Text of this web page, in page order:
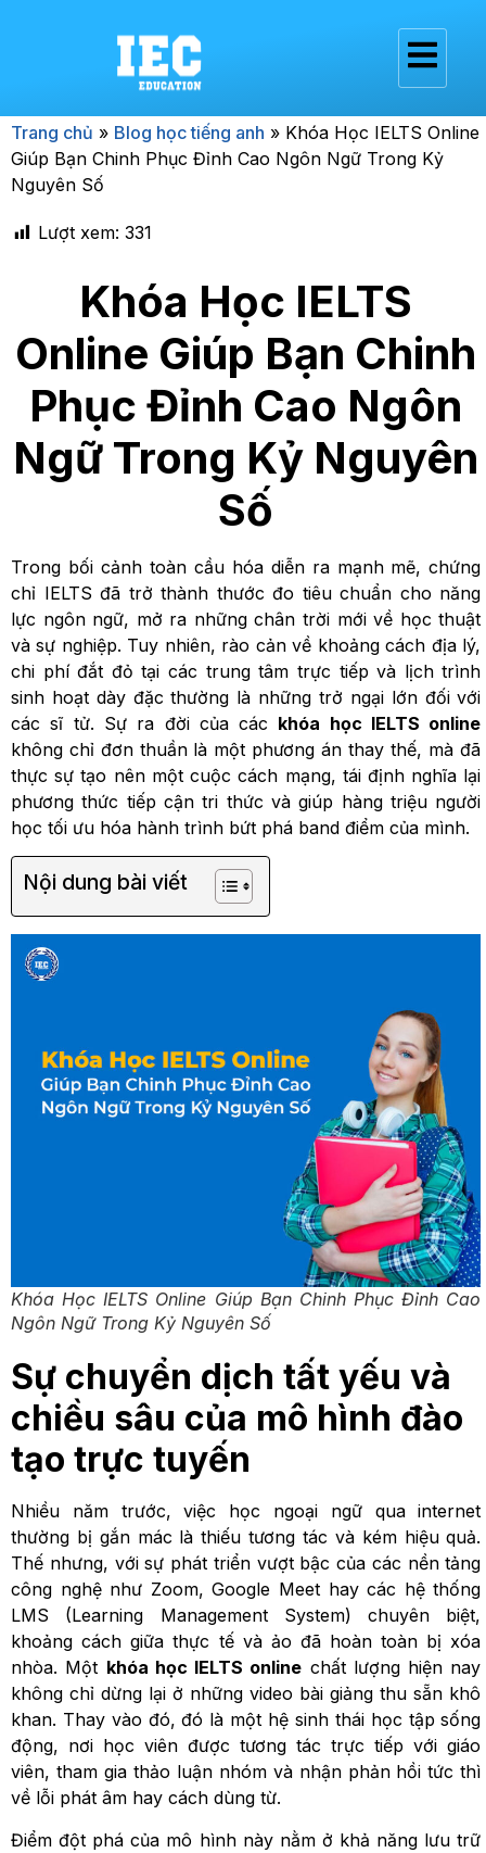
Trang chủ » Blog học tiếng anh » Khóa Học IELTS Online
Giúp Bạn Chinh Phục Đỉnh Cao Ngôn Ngữ Trong Kỷ
Nguyên Số
Lượt xem: 331
Khóa Học IELTS
Online Giúp Bạn Chinh
Phục Đỉnh Cao Ngôn
Ngữ Trong Kỷ Nguyên
Số
Trong bối cảnh toàn cầu hóa diễn ra mạnh mẽ, chứng
chỉ IELTS đã trở thành thước đo tiêu chuẩn cho năng
lực ngôn ngữ, mở ra những chân trời mới về học thuật
và sự nghiệp. Tuy nhiên, rào cản về khoảng cách địa lý,
chi phí đắt đỏ tại các trung tâm trực tiếp và lịch trình
sinh hoạt dày đặc thường là những trở ngại lớn đối với
các sĩ tử. Sự ra đời của các khóa học IELTS online
không chỉ đơn thuần là một phương án thay thế, mà đã
thực sự tạo nên một cuộc cách mạng, tái định nghĩa lại
phương thức tiếp cận tri thức và giúp hàng triệu người
học tối ưu hóa hành trình bứt phá band điểm của mình.
Nội dung bài viết
Khóa Học IELTS Online Giúp Bạn Chinh Phục Đỉnh Cao
Ngôn Ngữ Trong Kỷ Nguyên Số
Sự chuyển dịch tất yếu và
chiều sâu của mô hình đào
tạo trực tuyến
Nhiều năm trước, việc học ngoại ngữ qua internet
thường bị gắn mác là thiếu tương tác và kém hiệu quả.
Thế nhưng, với sự phát triển vượt bậc của các nền tảng
công nghệ như Zoom, Google Meet hay các hệ thống
LMS (Learning Management System) chuyên biệt,
khoảng cách giữa thực tế và ảo đã hoàn toàn bị xóa
nhòa. Một khóa học IELTS online chất lượng hiện nay
không chỉ dừng lại ở những video bài giảng thu sẵn khô
khan. Thay vào đó, đó là một hệ sinh thái học tập sống
động, nơi học viên được tương tác trực tiếp với giáo
viên, tham gia thảo luận nhóm và nhận phản hồi tức thì
về lỗi phát âm hay cách dùng từ.
Điểm đột phá của mô hình này nằm ở khả năng lưu trữ